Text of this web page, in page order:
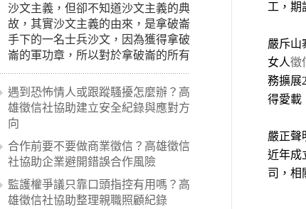
沙文主義，但卻不知道沙文主義的典
故，其實沙文主義的由來，是拿破崙
手下的一名士兵沙文，因為獲得拿破
崙的軍功章，所以對於拿破崙的所有
事蹟和政策產生狂熱崇拜，形成偏執
的狀況，所以沙文主義後來就被拿來
暗指偏見和歧視，而且有沙文主義傾
向的人，通常對於自己的國家和民族
國家的人，所以沙文主義也廣泛應用
在種族歧視的說法，甚至還出現了男
性沙文…
遇到恐怖情人或跟蹤騷擾怎麼辦？高
雄徵信社協助建立安全紀錄與應對方
向
合作前要不要做商業徵信？高雄徵信
社協助企業避開錯誤合作風險
監護權爭議只靠口頭指控有用嗎？高
雄徵信社協助整理親職照顧紀錄
工，期
嚴斥山
女人徵
務擴展
得愛載
嚴正聲
近年成
司，相